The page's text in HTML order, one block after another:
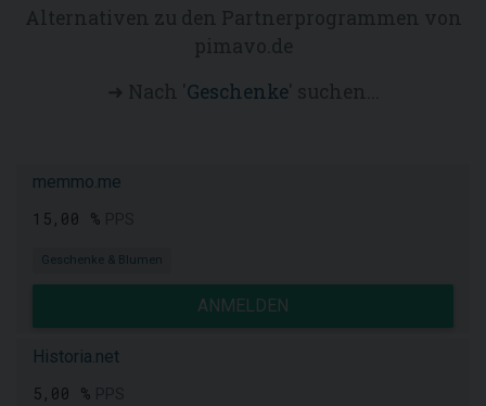
Geschenke
memmo.me
15,00 %
Geschenke & Blumen
ANMELDEN
Historia.net
5,00 %